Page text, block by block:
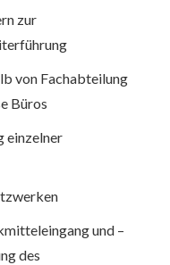
zur
von Fachabteilung
Büros
einzelner
und –
des